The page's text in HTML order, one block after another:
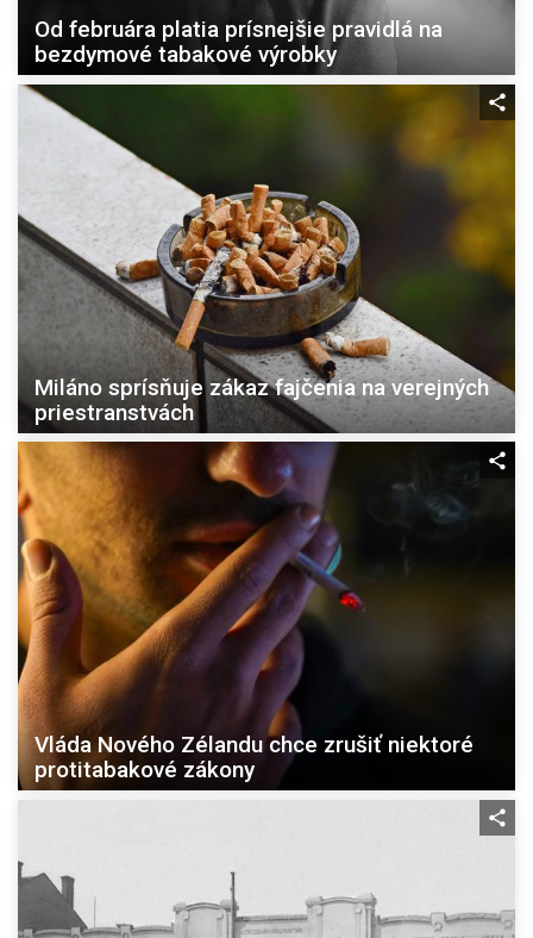
Od februára platia prísnejšie pravidlá na
bezdymové tabakové výrobky
Miláno sprísňuje zákaz fajčenia na verejných
priestranstvách
Vláda Nového Zélandu chce zrušiť niektoré
protitabakové zákony